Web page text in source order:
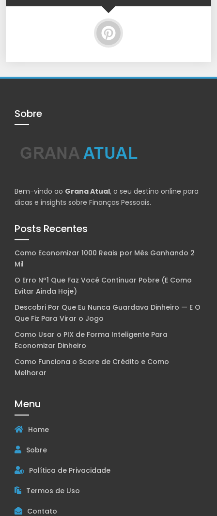
Sobre
Bem-vindo ao Grana Atual, o seu destino online para
dicas e insights sobre Finanças Pessoais.
Posts Recentes
Como Economizar 1000 Reais por Mês Ganhando 2
Mil
O Erro Nº1 Que Faz Você Continuar Pobre (E Como
Evitar Ainda Hoje)
Descobri Por Que Eu Nunca Guardava Dinheiro — E O
Que Fiz Para Virar o Jogo
Como Usar o PIX de Forma Inteligente Para
Economizar Dinheiro
Como Funciona o Score de Crédito e Como
Melhorar
Menu
Home
Sobre
Política de Privacidade
Termos de Uso
Contato